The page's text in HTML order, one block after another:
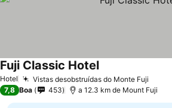
Hotel Vistas desobstruídas do Monte Fuji
Fuji Classic HotelVer preços
7,8 Boa 453 a 12.3 km de Mount Fuji